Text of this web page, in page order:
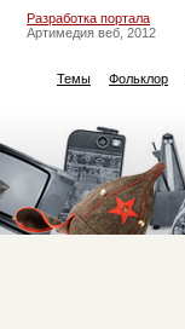
Разработка портала
Артимедия веб, 2012
Темы Фольклор